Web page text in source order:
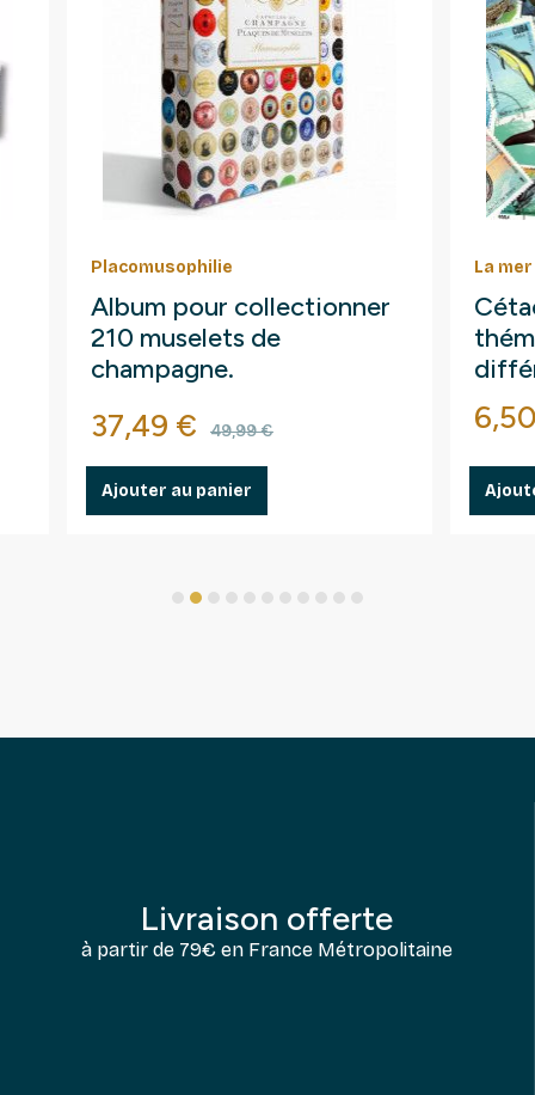
Placomusophilie
Album pour collectionner
210 muselets de
champagne.
Prix
37,49 € Prix de base
49,99 €
Ajouter au panier
La mer
Prix
Livraison offerte
à partir de 79€ en France Métropolitaine